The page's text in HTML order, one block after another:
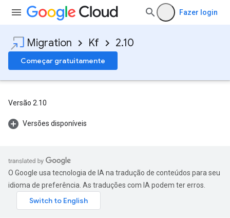
Fazer login
Migration Kf 2.10
Começar gratuitamente
Versão 2.10
Versões disponíveis
O Google usa tecnologia de IA na tradução de conteúdos para seu
idioma de preferência. As traduções com IA podem ter erros.